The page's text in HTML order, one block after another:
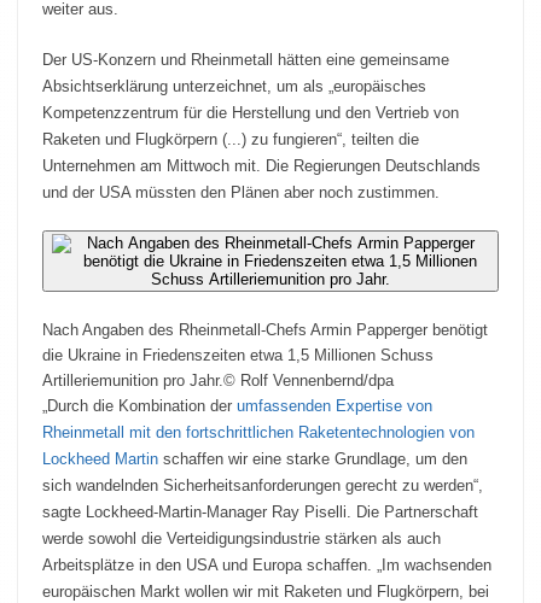
weiter aus.
Der US-Konzern und Rheinmetall hätten eine gemeinsame
Absichtserklärung unterzeichnet, um als „europäisches
Kompetenzzentrum für die Herstellung und den Vertrieb von
Raketen und Flugkörpern (...) zu fungieren“, teilten die
Unternehmen am Mittwoch mit. Die Regierungen Deutschlands
und der USA müssten den Plänen aber noch zustimmen.
Nach Angaben des Rheinmetall-Chefs Armin Papperger benötigt
die Ukraine in Friedenszeiten etwa 1,5 Millionen Schuss
Artilleriemunition pro Jahr.© Rolf Vennenbernd/dpa
„Durch die Kombination der umfassenden Expertise von
Rheinmetall mit den fortschrittlichen Raketentechnologien von
Lockheed Martin schaffen wir eine starke Grundlage, um den
sich wandelnden Sicherheitsanforderungen gerecht zu werden“,
sagte Lockheed-Martin-Manager Ray Piselli. Die Partnerschaft
werde sowohl die Verteidigungsindustrie stärken als auch
Arbeitsplätze in den USA und Europa schaffen. „Im wachsenden
europäischen Markt wollen wir mit Raketen und Flugkörpern, bei